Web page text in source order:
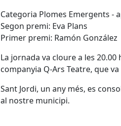
Categoria Plomes Emergents -
Segon premi: Eva Plans
Primer premi: Ramón González
La jornada va cloure a les
companyia Q-Ars Teatre, que
Sant Jordi, un any més, es
al nostre municipi.